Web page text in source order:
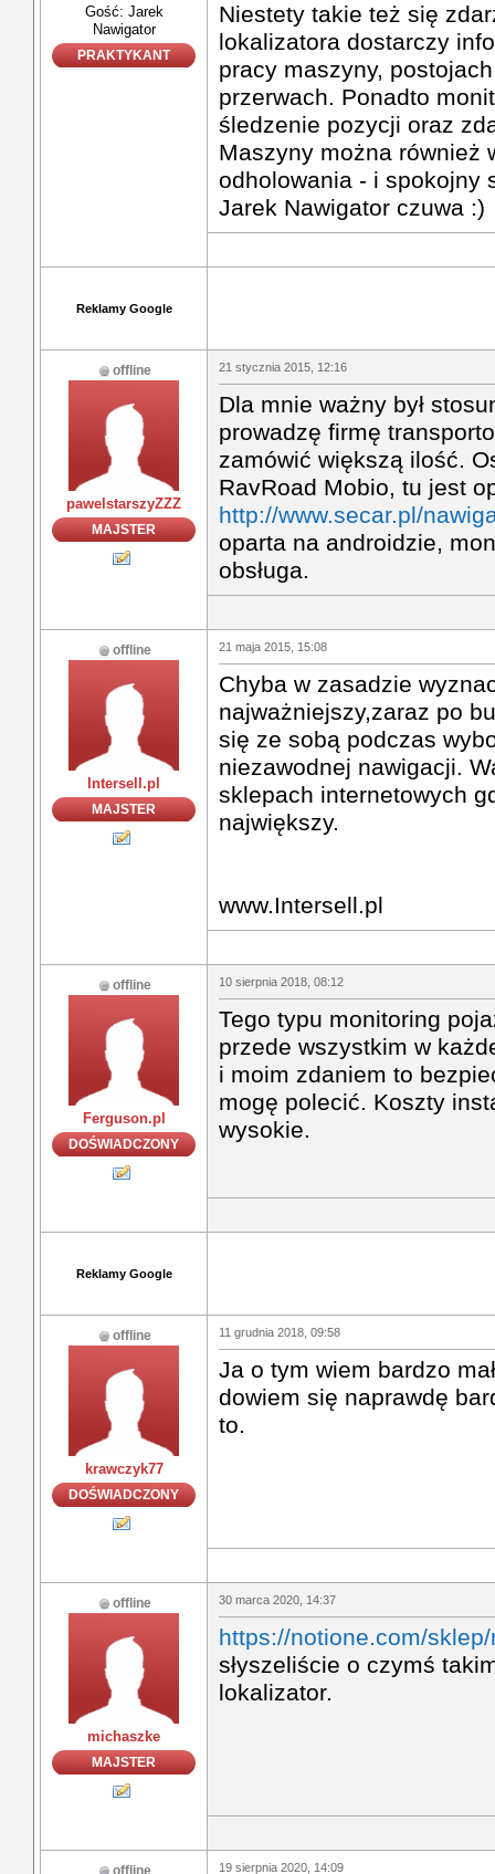
Gość: Jarek
Nawigator
PRAKTYKANT
Niestety takie też się
lokalizatora dostarczy
pracy maszyny,
przerwach. Ponadto
śledzenie pozycji oraz
Maszyny można również
odholowania - i spokojny
Jarek Nawigator czuwa :)
Reklamy Google
offline
pawelstarszyZZZ
MAJSTER
21 stycznia 2015, 12:16
Dla mnie ważny był
prowadzę firmę
zamówić większą ilość.
RavRoad Mobio, tu jest
http://www.secar.pl/
oparta na androidzie,
obsługa.
offline
Intersell.pl
MAJSTER
21 maja 2015, 15:08
Chyba w zasadzie
najważniejszy,zaraz po
się ze sobą podczas
niezawodnej nawigacji.
sklepach internetowych
największy.
www.Intersell.pl
offline
Ferguson.pl
DOŚWIADCZONY
10 sierpnia 2018, 08:12
Tego typu monitoring
przede wszystkim w
i moim zdaniem to
mogę polecić. Koszty
wysokie.
Reklamy Google
offline
krawczyk77
DOŚWIADCZONY
11 grudnia 2018, 09:58
Ja o tym wiem bardzo
dowiem się naprawdę
to.
offline
michaszke
MAJSTER
30 marca 2020, 14:37
https://notione.com/
słyszeliście o czymś
lokalizator.
offline 19 sierpnia 2020, 14:09